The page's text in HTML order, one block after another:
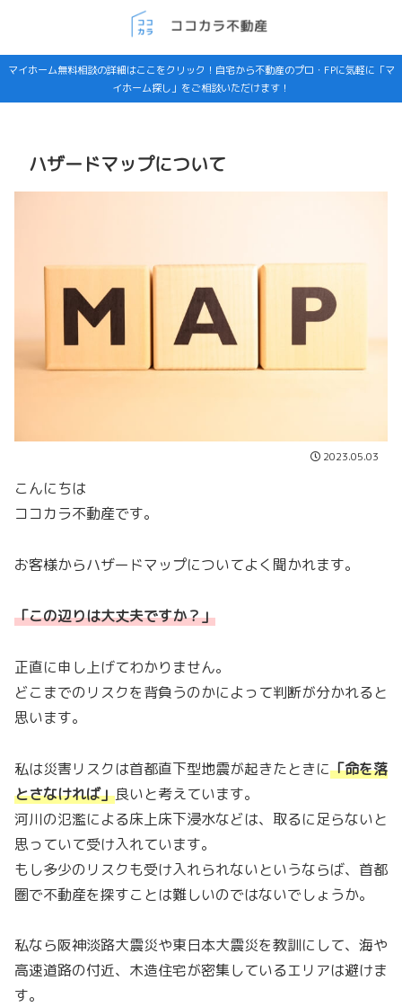
マイホーム無料相談の詳細はここをクリック！自宅から不動産のプロ・FPに気軽に「マ
イホーム探し」をご相談いただけます！
ハザードマップについて
2023.05.03
こんにちは
ココカラ不動産です。
お客様からハザードマップについてよく聞かれます。
「この辺りは大丈夫ですか？」
正直に申し上げてわかりません。
どこまでのリスクを背負うのかによって判断が分かれると
思います。
私は災害リスクは首都直下型地震が起きたときに「命を落
とさなければ」良いと考えています。
河川の氾濫による床上床下浸水などは、取るに足らないと
思っていて受け入れています。
もし多少のリスクも受け入れられないというならば、首都
圏で不動産を探すことは難しいのではないでしょうか。
私なら阪神淡路大震災や東日本大震災を教訓にして、海や
高速道路の付近、木造住宅が密集しているエリアは避けま
す。